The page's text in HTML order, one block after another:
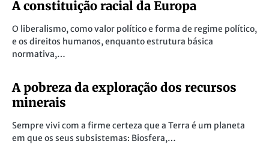
A constituição racial da Europa
O liberalismo, como valor político e forma de regime político,
e os direitos humanos, enquanto estrutura básica
normativa,…
A pobreza da exploração dos recursos
minerais
Sempre vivi com a firme certeza que a Terra é um planeta
em que os seus subsistemas: Biosfera,…